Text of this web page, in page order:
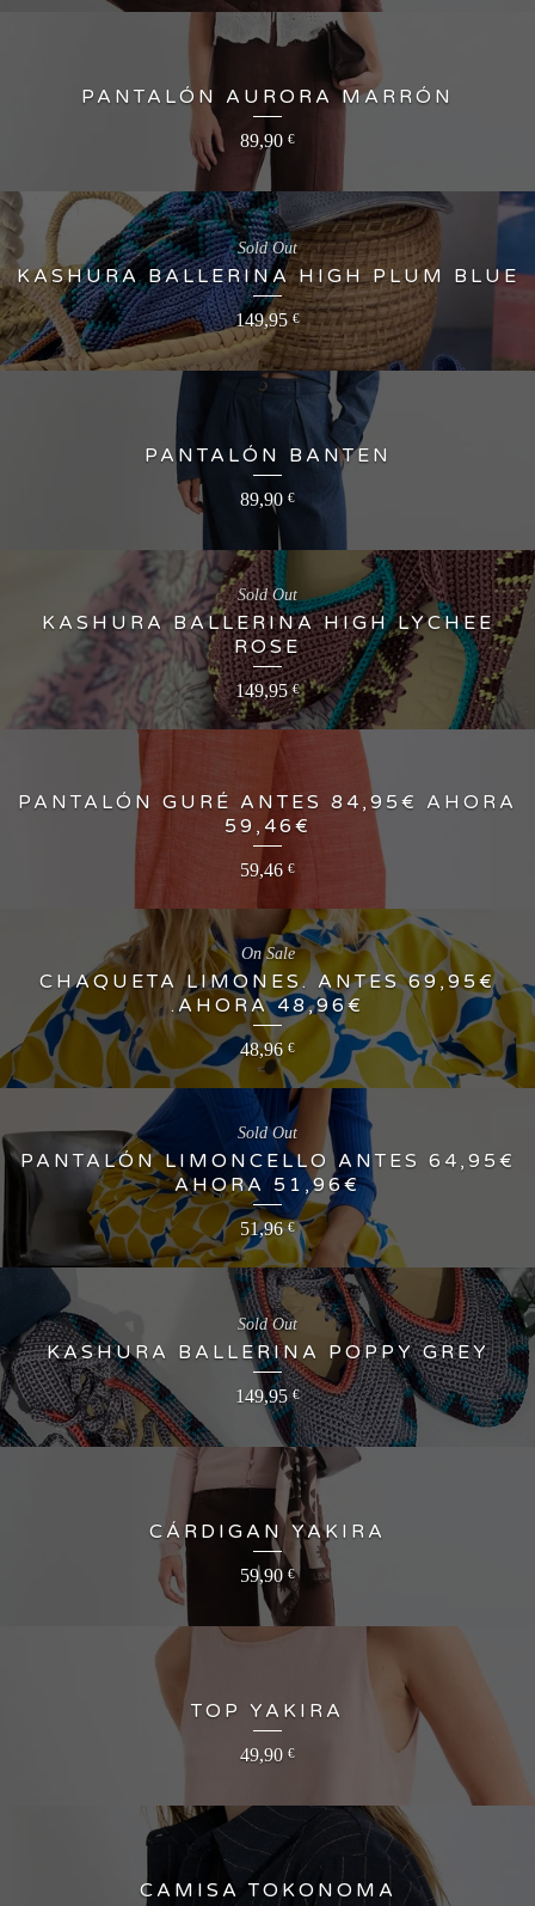
PANTALÓN AURORA MARRÓN
89,90 €
KASHURA BALLERINA HIGH PLUM BLUE
149,95€
Sold Out
PANTALÓN BANTEN
89,90 €
KASHURA BALLERINA HIGH LYCHEE
ROSE
149,95€
Sold Out
PANTALÓN GURÉ ANTES 84,95€ AHORA
59,46€
59,46 €
CHAQUETA LIMONES. ANTES 69,95€
.AHORA 48,96€
48,96 €
On Sale
PANTALÓN LIMONCELLO ANTES 64,95€
AHORA 51,96€
51,96€
Sold Out
KASHURA BALLERINA POPPY GREY
149,95€
Sold Out
CÁRDIGAN YAKIRA
59,90 €
TOP YAKIRA
49,90 €
CAMISA TOKONOMA